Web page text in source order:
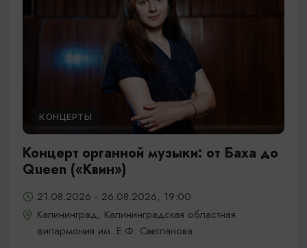
КОНЦЕРТЫ
Концерт органной музыки: от Баха до
Queen («Квин»)
21.08.2026 - 26.08.2026, 19:00
Калининград, Калининградская областная
филармония им. Е.Ф. Светланова